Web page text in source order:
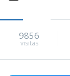
9856
visitas